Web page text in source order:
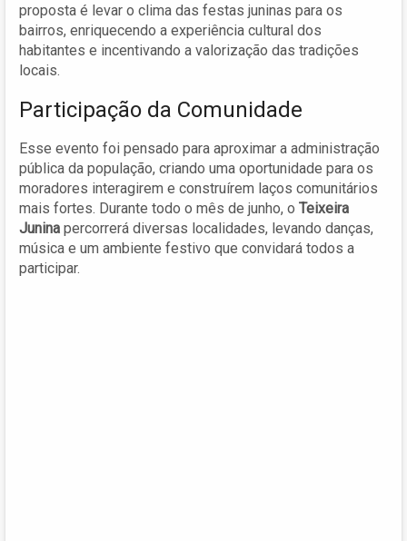
proposta é levar o clima das festas juninas para os
bairros, enriquecendo a experiência cultural dos
habitantes e incentivando a valorização das tradições
locais.
Participação da Comunidade
Esse evento foi pensado para aproximar a administração
pública da população, criando uma oportunidade para os
moradores interagirem e construírem laços comunitários
mais fortes. Durante todo o mês de junho, o Teixeira
Junina percorrerá diversas localidades, levando danças,
música e um ambiente festivo que convidará todos a
participar.